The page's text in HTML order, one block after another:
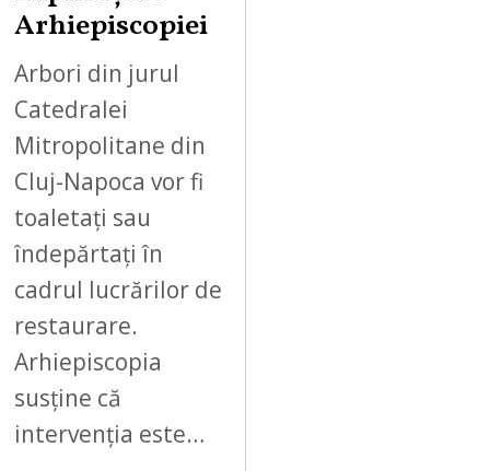
Arhiepiscopiei
Arbori din jurul
Catedralei
Mitropolitane din
Cluj-Napoca vor fi
toaletați sau
îndepărtați în
cadrul lucrărilor de
restaurare.
Arhiepiscopia
susține că
intervenția este…